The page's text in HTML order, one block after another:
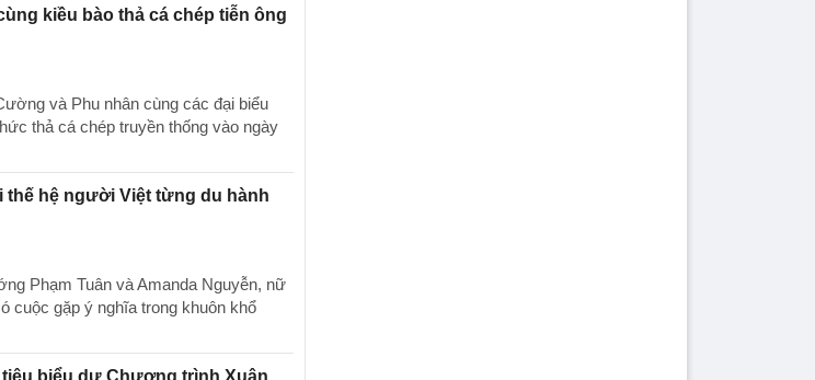
kiều bào thả cá chép tiễn ông
và Phu nhân cùng các đại biểu
thả cá chép truyền thống vào ngày
hệ người Việt từng du hành
Phạm Tuân và Amanda Nguyễn, nữ
cuộc gặp ý nghĩa trong khuôn khổ